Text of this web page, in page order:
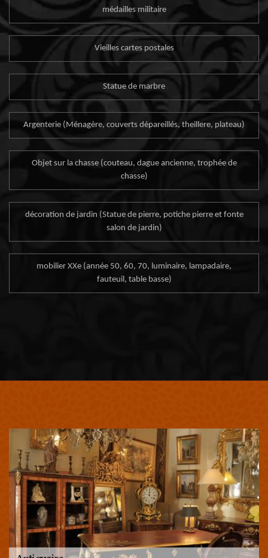
médailles militaire
Vieilles cartes postales
Statue de marbre
Argenterie (Ménagère, couverts dépareillés, theillere, plateau)
Objet sur la chasse (couteau, dague ancienne, trophée de
chasse)
décoration de jardin (Statue de pierre, potiche pierre et fonte
salon de jardin)
mobilier XXe (année 50, 60, 70, luminaire, lampadaire,
fauteuil, table basse)